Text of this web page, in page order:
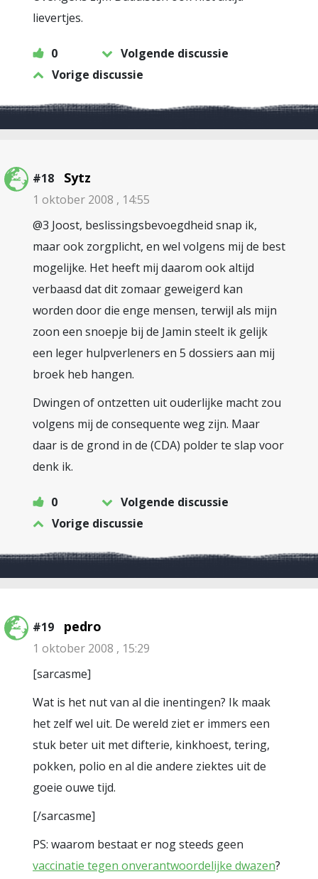
lievertjes.
0
Volgende discussie
Vorige discussie
#18 Sytz
1 oktober 2008 , 14:55
@3 Joost, beslissingsbevoegdheid snap ik,
maar ook zorgplicht, en wel volgens mij de best
mogelijke. Het heeft mij daarom ook altijd
verbaasd dat dit zomaar geweigerd kan
worden door die enge mensen, terwijl als mijn
zoon een snoepje bij de Jamin steelt ik gelijk
een leger hulpverleners en 5 dossiers aan mij
broek heb hangen.
Dwingen of ontzetten uit ouderlijke macht zou
volgens mij de consequente weg zijn. Maar
daar is de grond in de (CDA) polder te slap voor
denk ik.
0
Volgende discussie
Vorige discussie
#19 pedro
1 oktober 2008 , 15:29
[sarcasme]
Wat is het nut van al die inentingen? Ik maak
het zelf wel uit. De wereld ziet er immers een
stuk beter uit met difterie, kinkhoest, tering,
pokken, polio en al die andere ziektes uit de
goeie ouwe tijd.
[/sarcasme]
PS: waarom bestaat er nog steeds geen
vaccinatie tegen onverantwoordelijke dwazen?